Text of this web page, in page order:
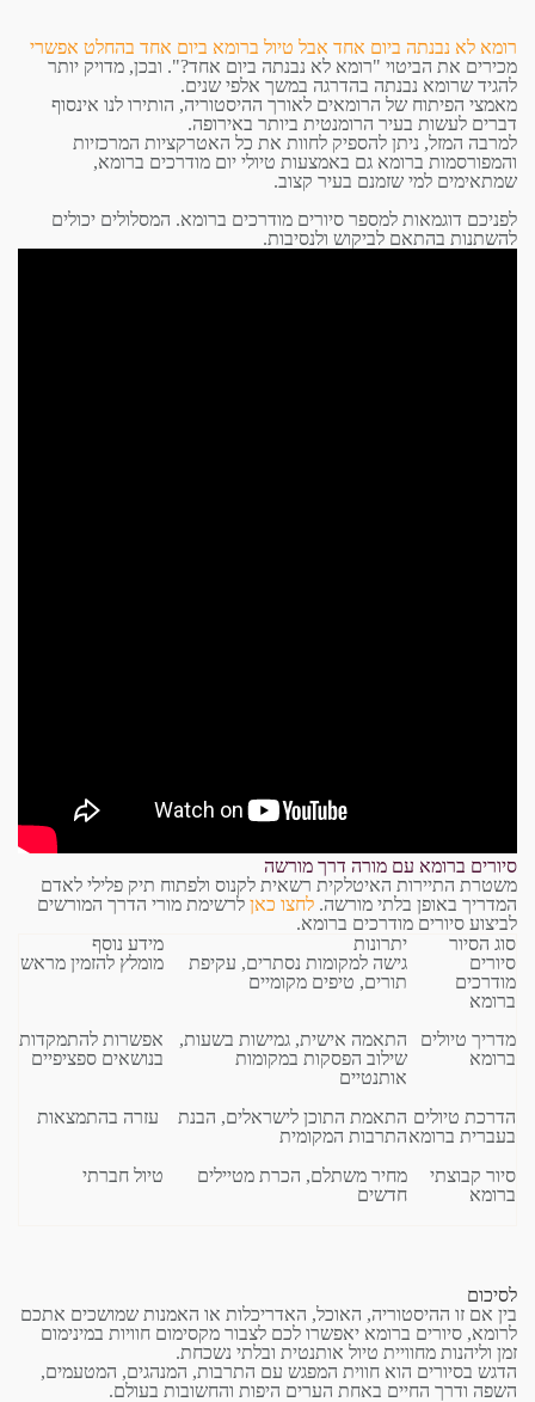
רומא לא נבנתה ביום אחד אבל טיול ברומא ביום אחד בהחלט אפשרי
מכירים את הביטוי "רומא לא נבנתה ביום אחד?". ובכן, מדויק יותר
להגיד שרומא נבנתה בהדרגה במשך אלפי שנים.
מאמצי הפיתוח של הרומאים לאורך ההיסטוריה, הותירו לנו אינסוף
דברים לעשות בעיר הרומנטית ביותר באירופה.
למרבה המזל, ניתן להספיק לחוות את כל האטרקציות המרכזיות
והמפורסמות ברומא גם באמצעות טיולי יום מודרכים ברומא,
שמתאימים למי שזמנם בעיר קצוב.
לפניכם דוגמאות למספר סיורים מודרכים ברומא. המסלולים יכולים
להשתנות בהתאם לביקוש ולנסיבות.
סיורים ברומא עם מורה דרך מורשה
משטרת התיירות האיטלקית רשאית לקנוס ולפתוח תיק פלילי לאדם
המדריך באופן בלתי מורשה. לחצו כאן לרשימת מורי הדרך המורשים
לביצוע סיורים מודרכים ברומא.
סוג הסיור
יתרונות
מידע נוסף
סיורים
מודרכים
ברומא
גישה למקומות נסתרים, עקיפת
תורים, טיפים מקומיים
מומלץ להזמין מראש
מדריך טיולים
ברומא
התאמה אישית, גמישות בשעות,
שילוב הפסקות במקומות
אותנטיים
אפשרות להתמקדות
בנושאים ספציפיים
הדרכת טיולים
בעברית ברומא
התאמת התוכן לישראלים, הבנת
התרבות המקומית
עזרה בהתמצאות
סיור קבוצתי
ברומא
מחיר משתלם, הכרת מטיילים
חדשים
טיול חברתי
לסיכום
בין אם זו ההיסטוריה, האוכל, האדריכלות או האמנות שמושכים אתכם
לרומא, סיורים ברומא יאפשרו לכם לצבור מקסימום חוויות במינימום
זמן וליהנות מחוויית טיול אותנטית ובלתי נשכחת.
הדגש בסיורים הוא חווית המפגש עם התרבות, המנהגים, המטעמים,
השפה ודרך החיים באחת הערים היפות והחשובות בעולם.